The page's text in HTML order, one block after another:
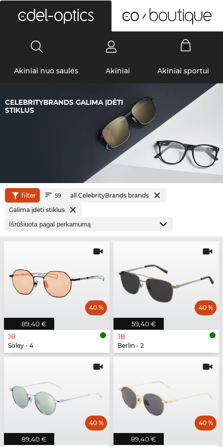
Akiniai nuo saulės Akiniai Akiniai sportui
CELEBRITYBRANDS GALIMA ĮDĖTI
STIKLUS
filter 59
all CelebrityBrands brands
Galima įdėti stiklus
89,40 €
40 %
JB
Soley - 4
59,40 €
40 %
JB
Berlin - 2
89,40 €
40 %
89,40 €
40 %